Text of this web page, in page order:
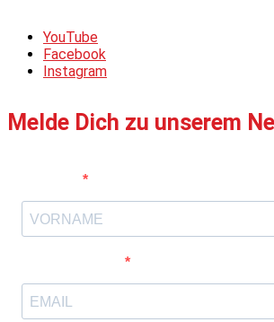
YouTube
Facebook
Instagram
Melde Dich zu unserem